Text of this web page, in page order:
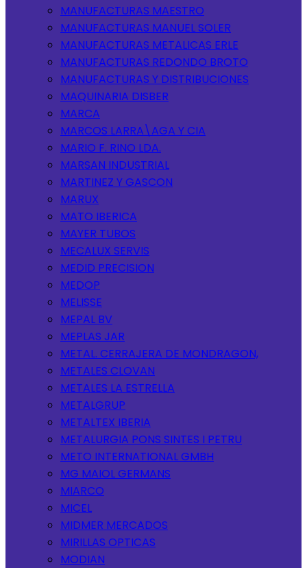
MANUFACTURAS MAESTRO
MANUFACTURAS MANUEL SOLER
MANUFACTURAS METALICAS ERLE
MANUFACTURAS REDONDO BROTO
MANUFACTURAS Y DISTRIBUCIONES
MAQUINARIA DISBER
MARCA
MARCOS LARRA\AGA Y CIA
MARIO F. RINO LDA.
MARSAN INDUSTRIAL
MARTINEZ Y GASCON
MARUX
MATO IBERICA
MAYER TUBOS
MECALUX SERVIS
MEDID PRECISION
MEDOP
MELISSE
MEPAL BV
MEPLAS JAR
METAL. CERRAJERA DE MONDRAGON,
METALES CLOVAN
METALES LA ESTRELLA
METALGRUP
METALTEX IBERIA
METALURGIA PONS SINTES I PETRU
METO INTERNATIONAL GMBH
MG MAIOL GERMANS
MIARCO
MICEL
MIDMER MERCADOS
MIRILLAS OPTICAS
MODIAN